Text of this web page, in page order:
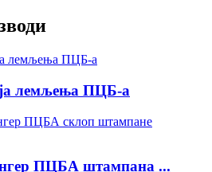
лемљења ПЦБ-а
ПЦБА штампана ...